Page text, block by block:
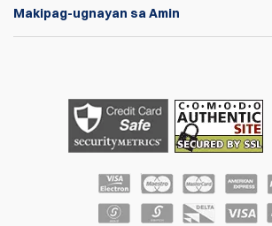
Makipag-ugnayan sa Amin